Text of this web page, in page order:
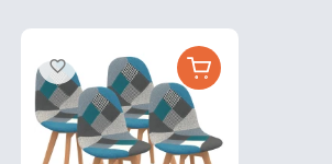
favorite_border